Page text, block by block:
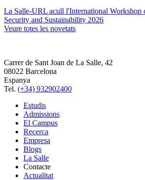
La Salle-URL acull l'International Workshop
Security and Sustainability 2026
Veure totes les novetats
Carrer de Sant Joan de La Salle, 42
08022 Barcelona
Espanya
Tel. (+34) 932902400
Estudis
Admissions
El Campus
Recerca
Empresa
Blogs
La Salle
Contacte
Actualitat